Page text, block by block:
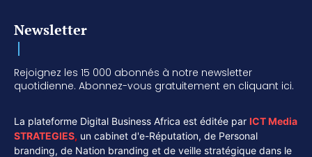
Newsletter
Rejoignez les 15 000 abonnés à notre newsletter
quotidienne. Abonnez-vous gratuitement en cliquant ici.
La plateforme Digital Business Africa est éditée par ICT Media
STRATEGIES, un cabinet d'e-Réputation, de Personal
branding, de Nation branding et de veille stratégique dans le